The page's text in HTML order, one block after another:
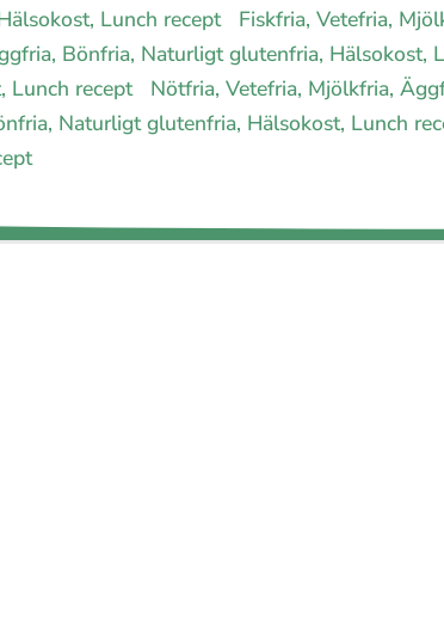
Lunch recept
Fiskfria, Vetefria,
Bönfria, Naturligt glutenfria, Hälsokost,
Lunch recept
Nötfria, Vetefria, Mjölkfria,
Naturligt glutenfria, Hälsokost, Lunch